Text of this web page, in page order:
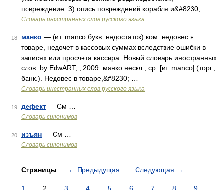
повреждение. 3) опись повреждений корабля и&#8230; …
Словарь иностранных слов русского языка
18 манко — (ит. manco букв. недостаток) ком. недовес в
товаре, недочет в кассовых суммах вследствие ошибки в
записях или просчета кассира. Новый словарь иностранных
слов. by EdwART, , 2009. манко нескл., ср. [ит. manco] (торг.,
банк.). Недовес в товаре,&#8230; …
Словарь иностранных слов русского языка
19 дефект — См …
Словарь синонимов
20 изъян — См …
Словарь синонимов
Страницы ← Предыдущая Следующая →
1 2 3 4 5 6 7 8
9